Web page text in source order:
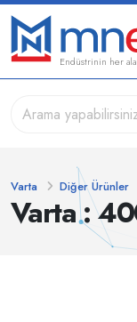
Endüstrinin her
Varta :
Varta Diğer Ürünler